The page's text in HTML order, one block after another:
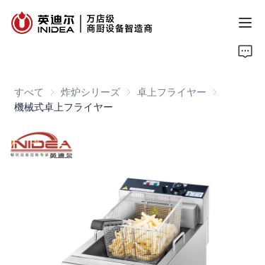
すべて 炸炉シリーズ 炸炉シリーズ
卓上フライヤー 卓上フライヤ
機械式卓上フライヤー
产品
服务